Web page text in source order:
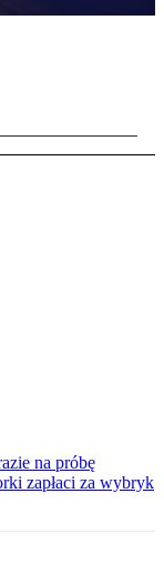
na próbę
zapłaci za wybryk